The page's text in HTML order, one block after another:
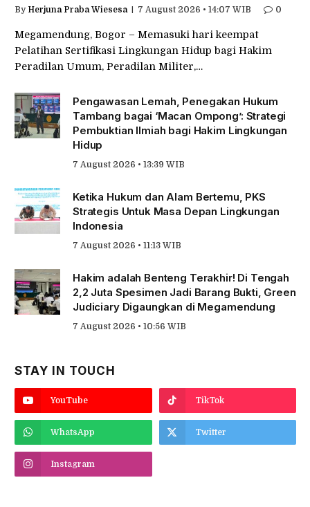
By Herjuna Praba Wiesesa 7 August 2026 • 14:07 WIB 0
Megamendung, Bogor – Memasuki hari keempat
Pelatihan Sertifikasi Lingkungan Hidup bagi Hakim
Peradilan Umum, Peradilan Militer,…
Pengawasan Lemah, Penegakan Hukum
Tambang bagai ‘Macan Ompong’: Strategi
Pembuktian Ilmiah bagi Hakim Lingkungan
Hidup
7 August 2026 • 13:39 WIB
Ketika Hukum dan Alam Bertemu, PKS
Strategis Untuk Masa Depan Lingkungan
Indonesia
7 August 2026 • 11:13 WIB
Hakim adalah Benteng Terakhir! Di Tengah
2,2 Juta Spesimen Jadi Barang Bukti, Green
Judiciary Digaungkan di Megamendung
7 August 2026 • 10:56 WIB
STAY IN TOUCH
YouTube TikTok
WhatsApp Twitter
Instagram